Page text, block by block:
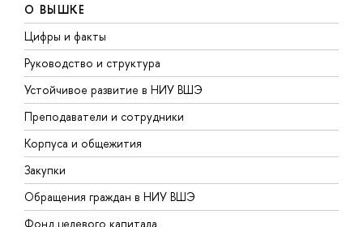
О ВЫШКЕ
Цифры и факты
Руководство и структура
Устойчивое развитие в НИУ ВШЭ
Преподаватели и сотрудники
Корпуса и общежития
Закупки
Обращения граждан в НИУ ВШЭ
Фонд целевого капитала